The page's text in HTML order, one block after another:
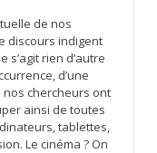
de nos
discours indigent
rien d’autre
d’une
chercheurs ont
ainsi de toutes
tablettes,
Le cinéma ? On